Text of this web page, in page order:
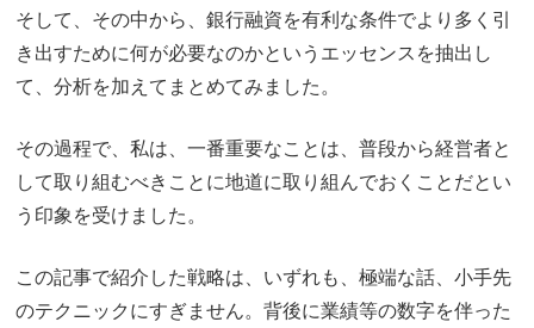
そして、その中から、銀行融資を有利な条件でより多く引
き出すために何が必要なのかというエッセンスを抽出し
て、分析を加えてまとめてみました。
その過程で、私は、一番重要なことは、普段から経営者と
して取り組むべきことに地道に取り組んでおくことだとい
う印象を受けました。
この記事で紹介した戦略は、いずれも、極端な話、小手先
のテクニックにすぎません。背後に業績等の数字を伴った